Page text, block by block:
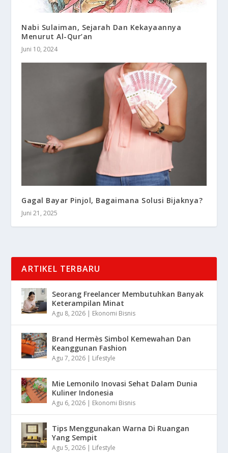
Nabi Sulaiman, Sejarah Dan Kekayaannya
Menurut Al-Qur’an
Juni 10, 2024
Gagal Bayar Pinjol, Bagaimana Solusi Bijaknya?
Juni 21, 2025
ARTIKEL TERBARU
Seorang Freelancer Membutuhkan Banyak
Keterampilan Minat
Agu 8, 2026 | Ekonomi Bisnis
Brand Hermès Simbol Kemewahan Dan
Keanggunan Fashion
Agu 7, 2026 | Lifestyle
Mie Lemonilo Inovasi Sehat Dalam Dunia
Kuliner Indonesia
Agu 6, 2026 | Ekonomi Bisnis
Tips Menggunakan Warna Di Ruangan
Yang Sempit
Agu 5, 2026 | Lifestyle